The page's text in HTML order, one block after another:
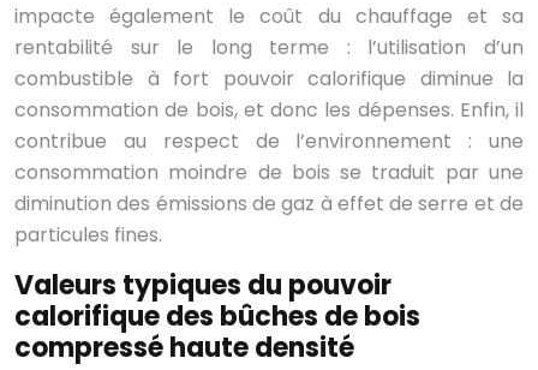
impacte également le coût du chauffage et sa
rentabilité sur le long terme : l’utilisation d’un
combustible à fort pouvoir calorifique diminue la
consommation de bois, et donc les dépenses. Enfin, il
contribue au respect de l’environnement : une
consommation moindre de bois se traduit par une
diminution des émissions de gaz à effet de serre et de
particules fines.
Valeurs typiques du pouvoir
calorifique des bûches de bois
compressé haute densité